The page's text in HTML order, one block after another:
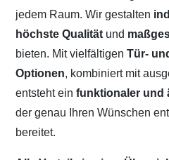
jedem Raum. Wir gestalten
höchste Qualität und
bieten. Mit vielfältigenTür-
Optionen, kombiniert mit
entsteht einfunktionaler und
der genau Ihren Wünschen
bereitet.